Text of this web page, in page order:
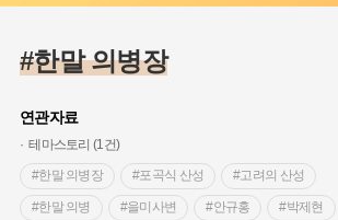
#허준 #28독립선언
#여성독립운동가
#백년가게
#단지 #설화 #인물설화 #대한애국부인회
#고구마 #김마리아 #바위설화 #인천
#한말 의병장
연관자료
테마스토리 (1건)
#한말 의병장
#포곡식 산성 #고려의 산성
#한말 의병 #을미사변 #안규홍 #박제현